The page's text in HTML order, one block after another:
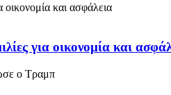
για οικονομία και